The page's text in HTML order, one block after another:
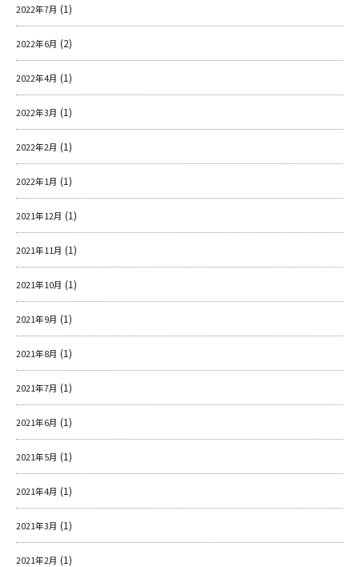
2022年7月 (1)
2022年6月 (2)
2022年4月 (1)
2022年3月 (1)
2022年2月 (1)
2022年1月 (1)
2021年12月 (1)
2021年11月 (1)
2021年10月 (1)
2021年9月 (1)
2021年8月 (1)
2021年7月 (1)
2021年6月 (1)
2021年5月 (1)
2021年4月 (1)
2021年3月 (1)
2021年2月 (1)